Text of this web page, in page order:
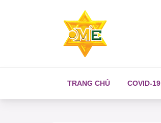
TRANG CHỦ COVID-19